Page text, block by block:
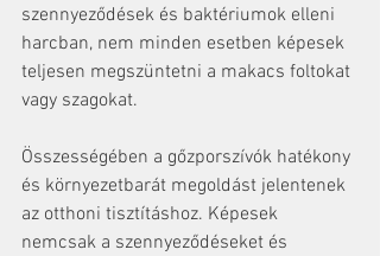
szennyeződések és baktériumok elleni
harcban, nem minden esetben képesek
teljesen megszüntetni a makacs foltokat
vagy szagokat.
Összességében a gőzporszívók hatékony
és környezetbarát megoldást jelentenek
az otthoni tisztításhoz. Képesek
nemcsak a szennyeződéseket és